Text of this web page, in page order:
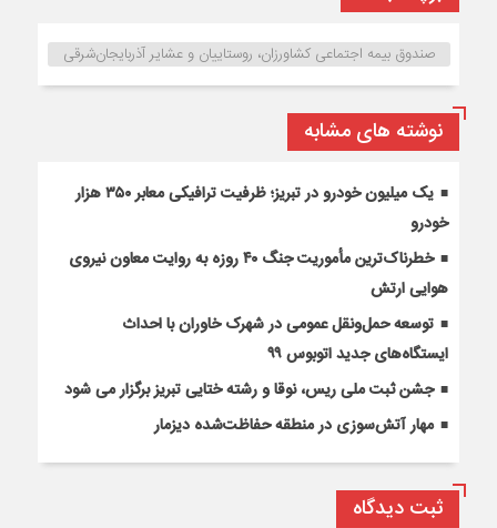
صندوق بیمه اجتماعی کشاورزان، روستاییان و عشایر آذربایجان‌شرقی
نوشته های مشابه
یک میلیون خودرو در تبریز؛ ظرفیت ترافیکی معابر ۳۵۰ هزار
خودرو
خطرناک‌ترین مأموریت جنگ ۴۰ روزه به روایت معاون نیروی
هوایی ارتش
توسعه حمل‌ونقل عمومی در شهرک خاوران با احداث
ایستگاه‌های جدید اتوبوس ۹۹
جشن ثبت ملی ریس، نوقا و رشته ختایی تبریز برگزار می شود
مهار آتش‌سوزی در منطقه حفاظت‌شده دیزمار
ثبت دیدگاه